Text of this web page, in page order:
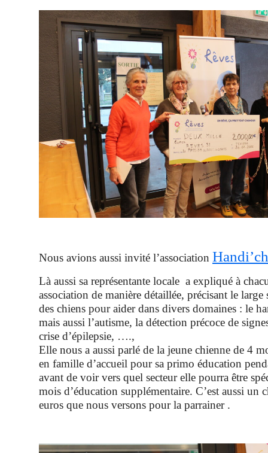
Nous avions aussi invité l’association
Là aussi sa représentante locale a expliqué à
association de manière détaillée, précisant le large
des chiens pour aider dans divers domaines : le
mais aussi l’autisme, la détection précoce de
crise d’épilepsie, ….,
Elle nous a aussi parlé de la jeune chienne de 4
en famille d’accueil pour sa primo éducation
avant de voir vers quel secteur elle pourra être
mois d’éducation supplémentaire. C’est aussi un
euros que nous versons pour la parrainer .